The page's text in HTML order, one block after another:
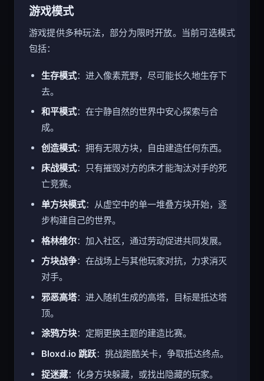
游戏模式
游戏提供多种玩法，部分为限时开放。当前可选模式
包括：
生存模式：进入像素荒野，尽可能长久地生存下
去。
和平模式：在宁静自然的世界中安心探索与合
成。
创造模式：拥有无限方块，自由建造任何东西。
床战模式：只有摧毁对方的床才能淘汰对手的死
亡竞赛。
单方块模式：从虚空中的单一堆叠方块开始，逐
步构建自己的世界。
格林维尔：加入社区，通过劳动促进共同发展。
方块战争：在战场上与其他玩家对抗，力求消灭
对手。
邪恶高塔：进入随机生成的高塔，目标是抵达塔
顶。
涂鸦方块：定期更换主题的建造比赛。
Bloxd.io 跳跃：挑战跑酷关卡，争取抵达终点。
捉迷藏：化身方块躲藏，或找出隐藏的玩家。